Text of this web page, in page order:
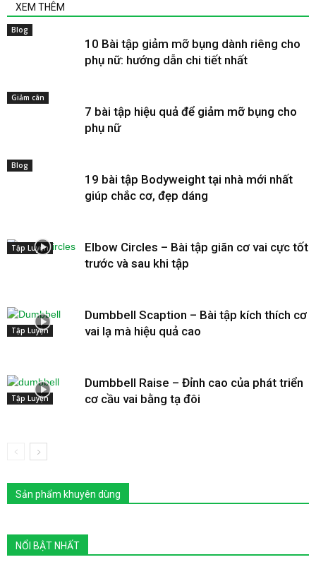
XEM THÊM
Blog
10 Bài tập giảm mỡ bụng dành riêng cho
phụ nữ: hướng dẫn chi tiết nhất
Giảm cân
7 bài tập hiệu quả để giảm mỡ bụng cho
phụ nữ
Blog
19 bài tập Bodyweight tại nhà mới nhất
giúp chắc cơ, đẹp dáng
Tập Luyện
Elbow Circles – Bài tập giãn cơ vai cực tốt
trước và sau khi tập
Tập Luyện
Dumbbell Scaption – Bài tập kích thích cơ
vai lạ mà hiệu quả cao
Tập Luyện
Dumbbell Raise – Đỉnh cao của phát triển
cơ cầu vai bằng tạ đôi
Sản phẩm khuyên dùng
NỔI BẬT NHẤT